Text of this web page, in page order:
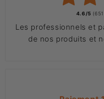
4.6/5
Les professionnels et
de nos produits et